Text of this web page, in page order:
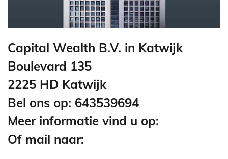
Capital Wealth B.V. in Katwijk
Boulevard 135
2225 HD Katwijk
Bel ons op: 643539694
Meer informatie vind u op:
Of mail naar: